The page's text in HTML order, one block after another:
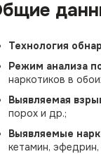
Технология
Режим анализа
наркотиков в
Выявляемая
порох и др.;
Выявляемые
кетамин,